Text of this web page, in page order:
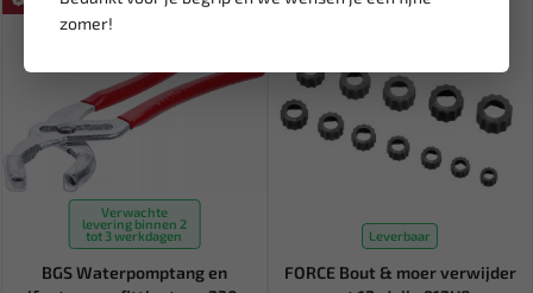
zomer!
Verwachte
levering binnen 2
tot 3 werkdagen
BGS Waterpomptang en
Leverbaar
FORCE Bout & moer verwijder